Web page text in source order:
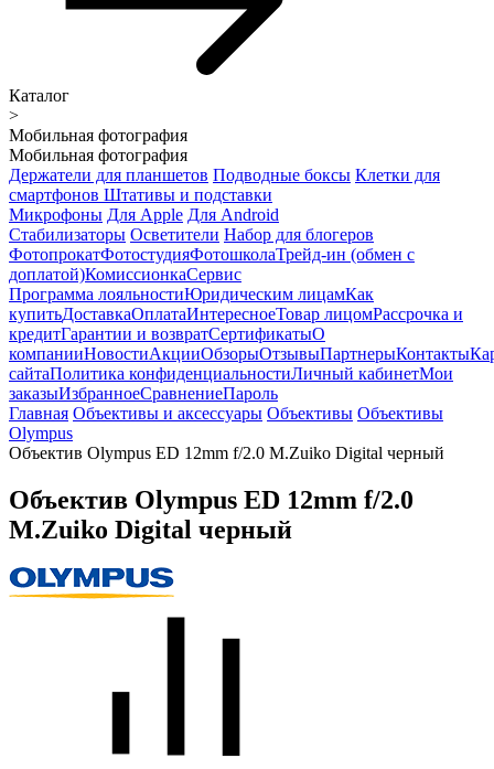
Каталог
>
Мобильная фотография
Мобильная фотография
Держатели для планшетов Подводные боксы Клетки для
смартфонов Штативы и подставки
Микрофоны Для Apple Для Android
Стабилизаторы Осветители Набор для блогеров
ФотопрокатФотостудияФотошколаТрейд-ин (обмен с
доплатой)КомиссионкаСервис
Программа лояльностиЮридическим лицамКак
купитьДоставкаОплатаИнтересноеТовар лицомРассрочка и
кредитГарантии и возвратСертификатыО
компанииНовостиАкцииОбзорыОтзывыПартнерыКонтакты
сайтаПолитика конфиденциальностиЛичный кабинетМои
заказыИзбранноеСравнениеПароль
Главная Объективы и аксессуары Объективы Объективы
Olympus
Объектив Olympus ED 12mm f/2.0 M.Zuiko Digital черный
Объектив Olympus ED 12mm f/2.0
M.Zuiko Digital черный